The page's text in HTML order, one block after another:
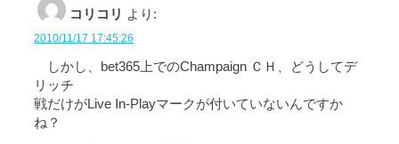
コリコリ より:
2010/11/17 17:45:26
しかし、bet365上でのChampaign ＣＨ、どうしてデ
リッチ
戦だけがLive In-Playマークが付いていないんですか
ね？